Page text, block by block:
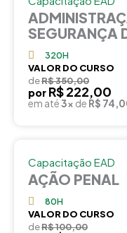
SEGURANÇA
320H
VALOR DO CURSO
deR$ 350,00
por R$ 222,00
em até3x de R$
Capacitação EAD
AÇÃO PENAL
80H
VALOR DO CURSO
deR$ 100,00